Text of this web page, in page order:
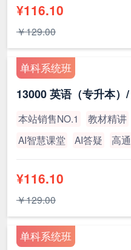
¥116.10
￥129.00
单科系统班
13000 英语（专升本）/
本站销售NO.1 教材精讲
AI智慧课堂
AI答疑 高
¥116.10
￥129.00
单科系统班